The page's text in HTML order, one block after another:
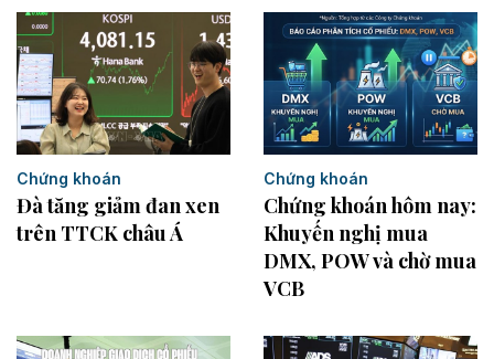
Chứng khoán
Đà tăng giảm đan xen
trên TTCK châu Á
Chứng khoán
Chứng khoán hôm nay:
Khuyến nghị mua
DMX, POW và chờ mua
VCB